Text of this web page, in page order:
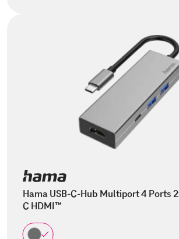
Hama USB-C-Hub Multiport 4 Ports
C HDMI™